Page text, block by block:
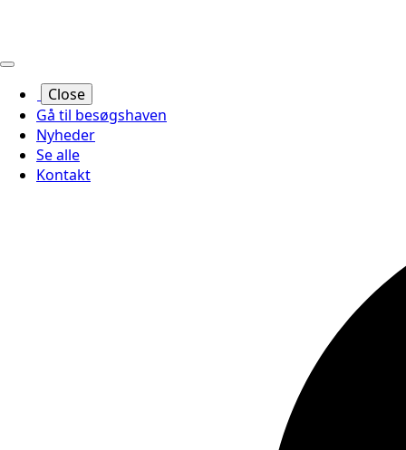
Close
Gå til besøgshaven
Nyheder
Se alle
Kontakt